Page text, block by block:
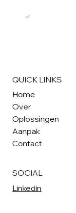
QUICK LINKS
Home
Over
Oplossingen
Aanpak
Contact
SOCIAL
Linkedin